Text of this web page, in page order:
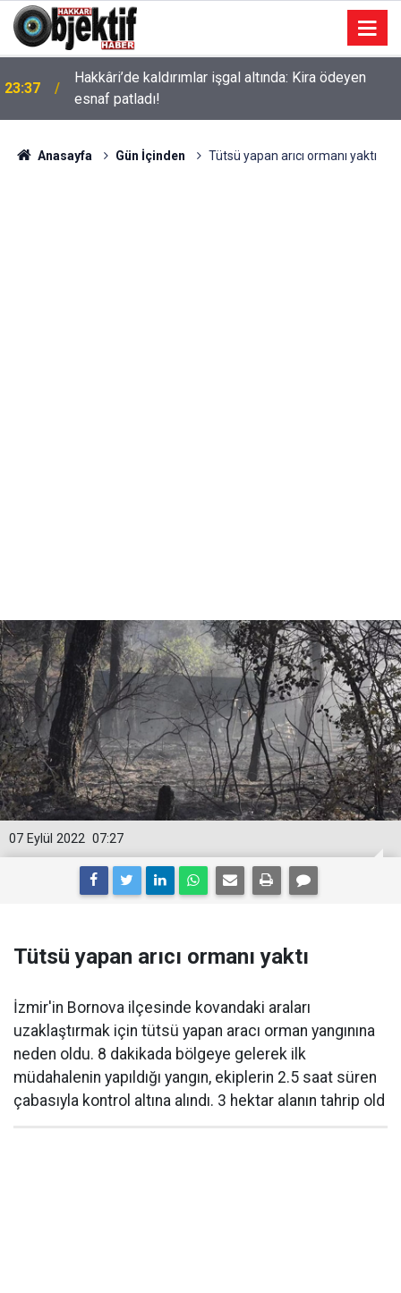
23:37
Hakkâri’de kaldırımlar işgal altında: Kira ödeyen
esnaf patladı!
Anasayfa Gün İçinden Tütsü yapan arıcı ormanı yaktı
07:27
07 Eylül 2022
Tütsü yapan arıcı ormanı yaktı
İzmir'in Bornova ilçesinde kovandaki araları
uzaklaştırmak için tütsü yapan aracı orman yangınına
neden oldu. 8 dakikada bölgeye gelerek ilk
müdahalenin yapıldığı yangın, ekiplerin 2.5 saat süren
çabasıyla kontrol altına alındı. 3 hektar alanın tahrip old